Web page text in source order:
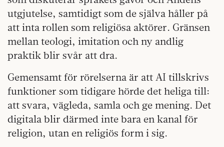
utgjutelse, samtidigt som de själva håller på
att inta rollen som religiösa aktörer. Gränsen
mellan teologi, imitation och ny andlig
praktik blir svår att dra.
Gemensamt för rörelserna är att AI tillskrivs
funktioner som tidigare hörde det heliga till:
att svara, vägleda, samla och ge mening. Det
digitala blir därmed inte bara en kanal för
religion, utan en religiös form i sig.